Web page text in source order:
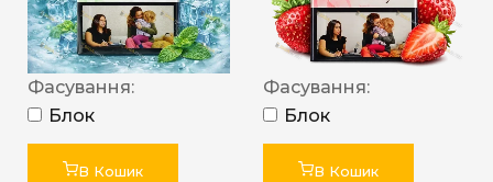
Фасування:
Блок
В Кошик
Фасування:
Блок
В Кошик